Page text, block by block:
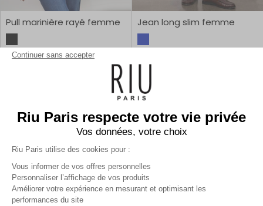
Pull marinière rayé femme
49,99 € 19,99 €
Jean long slim femme
1 2
Continuer sans accepter
Riu Paris respecte votre vie privée
Vos données, votre choix
Riu Paris utilise des cookies pour :
Vous informer de vos offres personnelles
Personnaliser l’affichage de vos produits
Améliorer votre expérience en mesurant et optimisant les
performances du site